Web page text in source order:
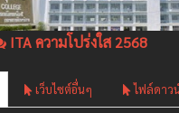
ITA ความโปร่งใส 2568
เว็บไซต์อื่นๆ ไฟล์ดาว